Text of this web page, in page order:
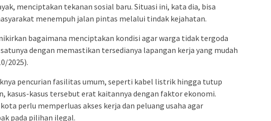
menciptakan tekanan sosial baru. Situasi ini, kata dia, bisa
menempuh jalan pintas melalui tindak kejahatan.
bagaimana menciptakan kondisi agar warga tidak tergoda
dengan memastikan tersedianya lapangan kerja yang mudah
2025).
pencurian fasilitas umum, seperti kabel listrik hingga tutup
kasus-kasus tersebut erat kaitannya dengan faktor ekonomi.
perlu memperluas akses kerja dan peluang usaha agar
pada pilihan ilegal.